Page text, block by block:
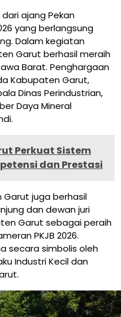
ajang Pekan
yang berlangsung
Dalam kegiatan
Garut berhasil meraih
Barat. Penghargaan
Kabupaten Garut,
Dinas Perindustrian,
Daya Mineral
Perkuat Sistem
dan Prestasi
Garut juga berhasil
dan dewan juri
Garut sebagai peraih
PKJB 2026.
secara simbolis oleh
Industri Kecil dan